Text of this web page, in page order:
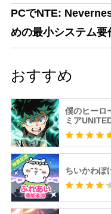
PCでNTE:
めの最小システム要
おすすめ
僕のヒーロ
ミア
SURVIVAL
ちいかわぽ